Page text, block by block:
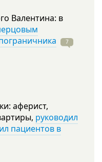
Валентина: в
7
аферист,
руководил
пациентов в